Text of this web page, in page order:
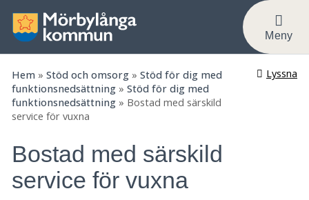
Meny
Hem » Stöd och omsorg » Stöd för dig med
funktionsnedsättning » Stöd för dig med
funktionsnedsättning » Bostad med särskild
service för vuxna
Lyssna
Bostad med särskild
service för vuxna